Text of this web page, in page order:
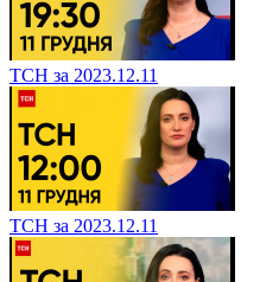
ТСН за 2023.12.11
ТСН за 2023.12.11